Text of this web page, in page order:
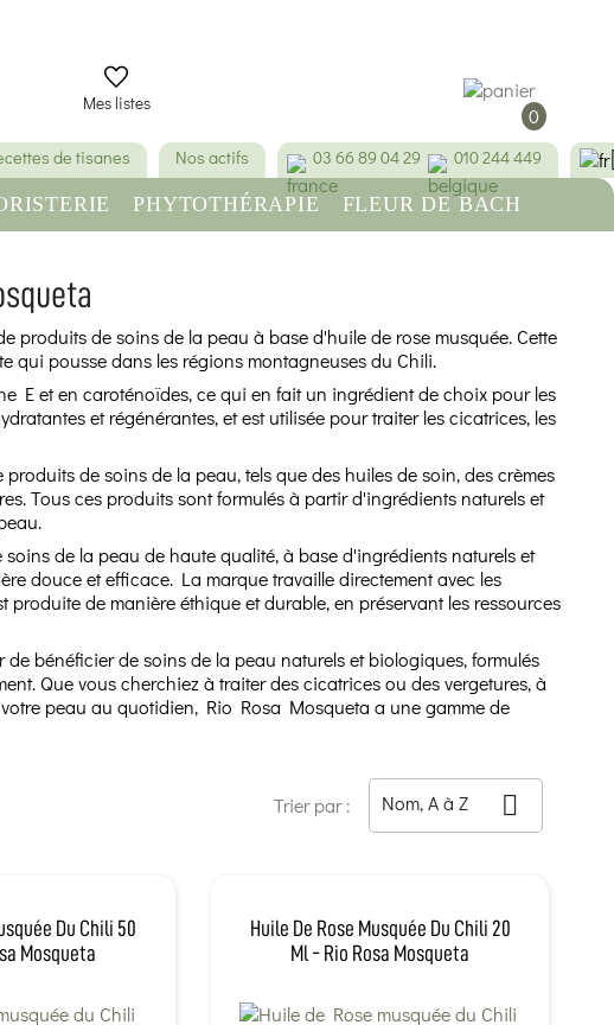
Mes listes 0
de tisanes Nos actifs 03 66 89 04 29 010 244 449
PHYTOTHÉRAPIE
FLEUR DE BACH
de soins de la peau à base d'huile de rose musquée. Cette
qui pousse dans les régions montagneuses du Chili.
E et en caroténoïdes, ce qui en fait un ingrédient de choix pour les
et régénérantes, et est utilisée pour traiter les cicatrices, les
de soins de la peau, tels que des huiles de soin, des crèmes
Tous ces produits sont formulés à partir d'ingrédients naturels et
de la peau de haute qualité, à base d'ingrédients naturels et
douce et efficace. La marque travaille directement avec les
de manière éthique et durable, en préservant les ressources
bénéficier de soins de la peau naturels et biologiques, formulés
Que vous cherchiez à traiter des cicatrices ou des vergetures, à
peau au quotidien, Rio Rosa Mosqueta a une gamme de
Trier par : Nom, A à Z 
Du Chili 50
Mosqueta
Huile De Rose Musquée Du Chili 20
Ml - Rio Rosa Mosqueta